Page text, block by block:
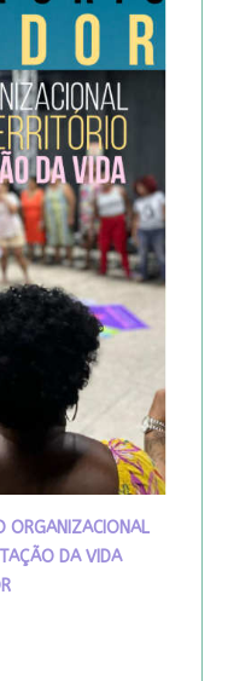
ORGANIZACIONAL
DA VIDA